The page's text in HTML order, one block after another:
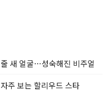
새 얼굴…성숙해진 비주얼
주 보는 할리우드 스타